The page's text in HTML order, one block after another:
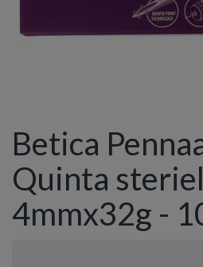
Betica
Quinta steriel
4mmx32g -